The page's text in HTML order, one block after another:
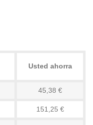
Usted ahorra
45,38 €
151,25 €